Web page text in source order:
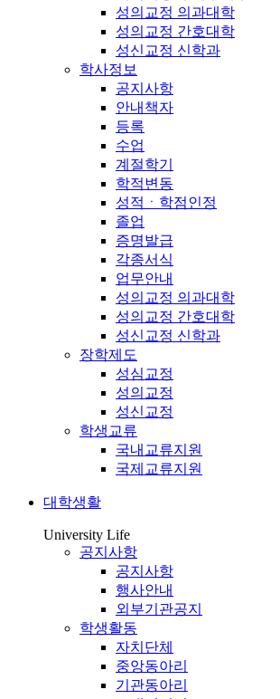
성의교정 의과대학
성의교정 간호대학
성신교정 신학과
학사정보
공지사항
안내책자
등록
수업
계절학기
학적변동
성적ㆍ학점인정
졸업
증명발급
각종서식
업무안내
성의교정 의과대학
성의교정 간호대학
성신교정 신학과
장학제도
성심교정
성의교정
성신교정
학생교류
국내교류지원
국제교류지원
대학생활
University Life
공지사항
공지사항
행사안내
외부기관공지
학생활동
자치단체
중앙동아리
기관동아리